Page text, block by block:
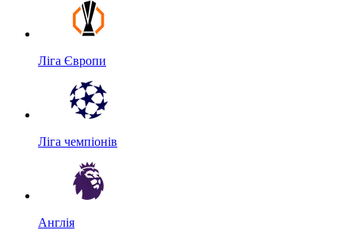
Ліга Європи
Ліга чемпіонів
Англія